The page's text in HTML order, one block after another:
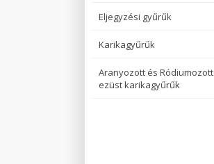
Eljegyzési gyűrűk
Karikagyűrűk
Aranyozott és Ródiumozott
ezüst karikagyűrűk